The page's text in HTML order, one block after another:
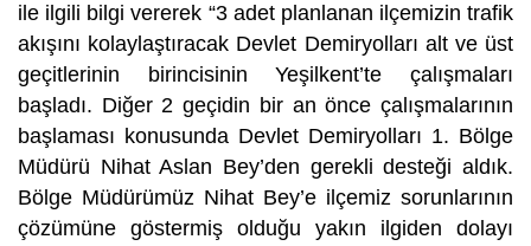
ile ilgili bilgi vererek “3 adet planlanan ilçemizin trafik
akışını kolaylaştıracak Devlet Demiryolları alt ve üst
geçitlerinin birincisinin Yeşilkent’te çalışmaları
başladı. Diğer 2 geçidin bir an önce çalışmalarının
başlaması konusunda Devlet Demiryolları 1. Bölge
Müdürü Nihat Aslan Bey’den gerekli desteği aldık.
Bölge Müdürümüz Nihat Bey’e ilçemiz sorunlarının
çözümüne göstermiş olduğu yakın ilgiden dolayı